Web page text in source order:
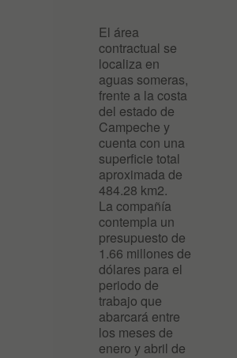
El área
contractual se
localiza en
aguas someras,
frente a la costa
del estado de
Campeche y
cuenta con una
superficie total
aproximada de
484.28 km2.
La compañía
contempla un
presupuesto de
1.66 millones de
dólares para el
periodo de
trabajo que
abarcará entre
los meses de
enero­ y abril de